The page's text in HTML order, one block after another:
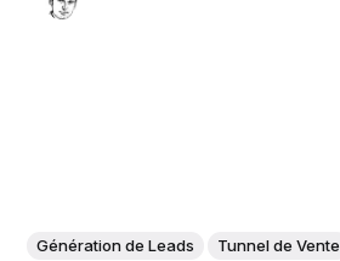
Génération de Leads Tunnel de Vente